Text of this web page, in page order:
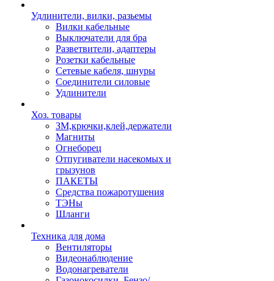
Удлинители, вилки, разьемы
Вилки кабельные
Выключатели для бра
Разветвители, адаптеры
Розетки кабельные
Сетевые кабеля, шнуры
Соединители силовые
Удлинители
Хоз. товары
ЗМ,крючки,клей,держатели
Магниты
Огнеборец
Отпугиватели насекомых и
грызунов
ПАКЕТЫ
Средства пожаротушения
ТЭНы
Шланги
Техника для дома
Вентиляторы
Видеонаблюдение
Водонагреватели